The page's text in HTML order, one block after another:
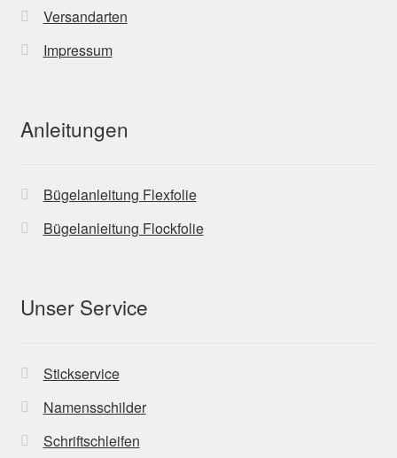
Versandarten
Impressum
Anleitungen
Bügelanleitung Flexfolie
Bügelanleitung Flockfolie
Unser Service
Stickservice
Namensschilder
Schriftschleifen